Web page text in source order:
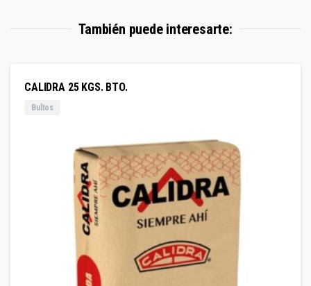
También puede interesarte:
CALIDRA 25 KGS. BTO.
Bultos